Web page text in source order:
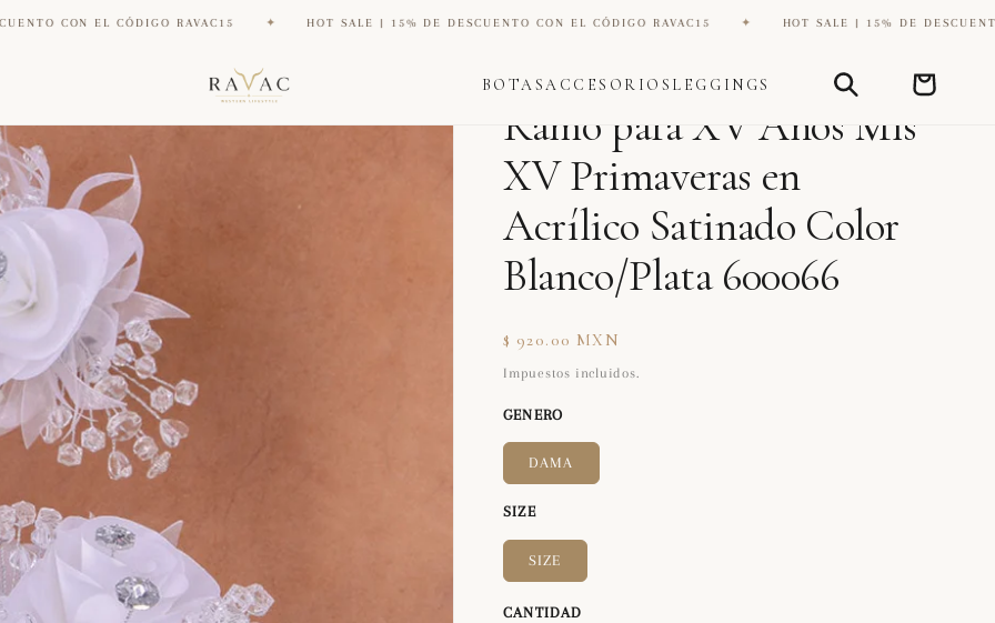
RAVAC15 ✦ HOT SALE | 15% DE DESCUENTO CON EL CÓDIGO RAVAC15 ✦ HOT SALE | 15% DE DESCUENTO CON EL
BOTASACCESORIOS LEGGINGS Carrito
DIANA ZAPATERIA INC
Ramo para XV Años Mis
XV Primaveras en
Acrílico Satinado Color
Blanco/Plata 600066
Precio
habitual
$ 920.00 MXN
Impuestos incluidos.
GENERO
DAMA
SIZE
SIZE
CANTIDAD